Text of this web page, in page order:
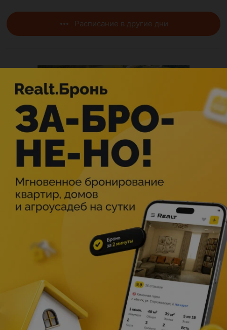
Расписание в другие дни
Для всех гостей!
Не нужно собирать большую группу, чтобы отправиться
в увлекательное путешествие! Наши экскурсии
подойдут и для семей, и для пар, и для тех, кто пришёл
один. Это шанс провести время вместе, узнать новое и
подарить близким незабываемые эмоции.
Выберите свою атмосферу.